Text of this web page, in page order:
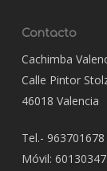
Contacto
Cachimba
Calle Pintor
46018 Valencia
Tel.- 963701678
Móvil: